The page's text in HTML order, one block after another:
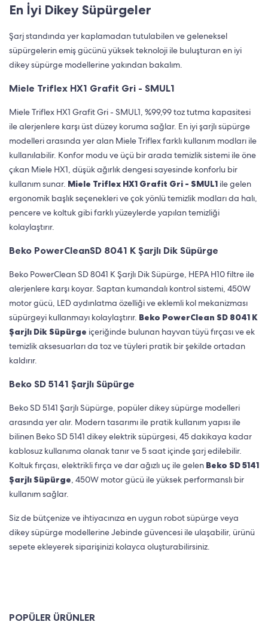
En İyi Dikey Süpürgeler
Şarj standında yer kaplamadan tutulabilen ve geleneksel
süpürgelerin emiş gücünü yüksek teknoloji ile buluşturan en iyi
dikey süpürge modellerine yakından bakalım.
Miele Triflex HX1 Grafit Gri - SMUL1
Miele Triflex HX1 Grafit Gri - SMUL1, %99,99 toz tutma kapasitesi
ile alerjenlere karşı üst düzey koruma sağlar. En iyi şarjlı süpürge
modelleri arasında yer alan Miele Triflex farklı kullanım modları ile
kullanılabilir. Konfor modu ve üçü bir arada temizlik sistemi ile öne
çıkan Miele HX1, düşük ağırlık dengesi sayesinde konforlu bir
kullanım sunar. Miele Triflex HX1 Grafit Gri - SMUL1 ile gelen
ergonomik başlık seçenekleri ve çok yönlü temizlik modları da halı,
pencere ve koltuk gibi farklı yüzeylerde yapılan temizliği
kolaylaştırır.
Beko PowerCleanSD 8041 K Şarjlı Dik Süpürge
Beko PowerClean SD 8041 K Şarjlı Dik Süpürge, HEPA H10 filtre ile
alerjenlere karşı koyar. Saptan kumandalı kontrol sistemi, 450W
motor gücü, LED aydınlatma özelliği ve eklemli kol mekanizması
süpürgeyi kullanmayı kolaylaştırır. Beko PowerClean SD 8041 K
Şarjlı Dik Süpürge içeriğinde bulunan hayvan tüyü fırçası ve ek
temizlik aksesuarları da toz ve tüyleri pratik bir şekilde ortadan
kaldırır.
Beko SD 5141 Şarjlı Süpürge
Beko SD 5141 Şarjlı Süpürge, popüler dikey süpürge modelleri
arasında yer alır. Modern tasarımı ile pratik kullanım yapısı ile
bilinen Beko SD 5141 dikey elektrik süpürgesi, 45 dakikaya kadar
kablosuz kullanıma olanak tanır ve 5 saat içinde şarj edilebilir.
Koltuk fırçası, elektrikli fırça ve dar ağızlı uç ile gelen Beko SD 5141
Şarjlı Süpürge, 450W motor gücü ile yüksek performanslı bir
kullanım sağlar.
Siz de bütçenize ve ihtiyacınıza en uygun robot süpürge veya
dikey süpürge modellerine Jebinde güvencesi ile ulaşabilir, ürünü
sepete ekleyerek siparişinizi kolayca oluşturabilirsiniz.
POPÜLER ÜRÜNLER